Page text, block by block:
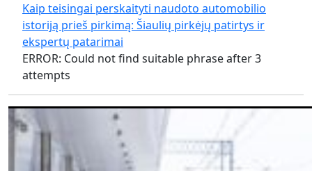
Kaip teisingai perskaityti naudoto automobilio
istoriją prieš pirkimą: Šiaulių pirkėjų patirtys ir
ekspertų patarimai
ERROR: Could not find suitable phrase after 3
attempts